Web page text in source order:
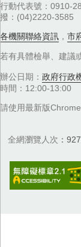
行動代表號：0910-
撥：(04)2220-3585
各機關聯絡資訊 ， 市
若有具體檢舉、建議
辦公日期： 政府行政
時間：12:00-13:00
請使用最新版
全網瀏覽人次